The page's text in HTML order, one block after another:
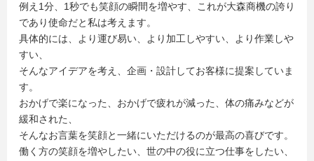
例え1分、1秒でも笑顔の瞬間を増やす、これが大森商機の誇り
であり使命だと私は考えます。
具体的には、より運び易い、より加工しやすい、より作業しや
すい、
そんなアイデアを考え、企画・設計してお客様に提案していま
す。
おかげで楽になった、おかげで疲れが減った、体の痛みなどが
緩和された、
そんなお言葉を笑顔と一緒にいただけるのが最高の喜びです。
働く方の笑顔を増やしたい、世の中の役に立つ仕事をしたい、